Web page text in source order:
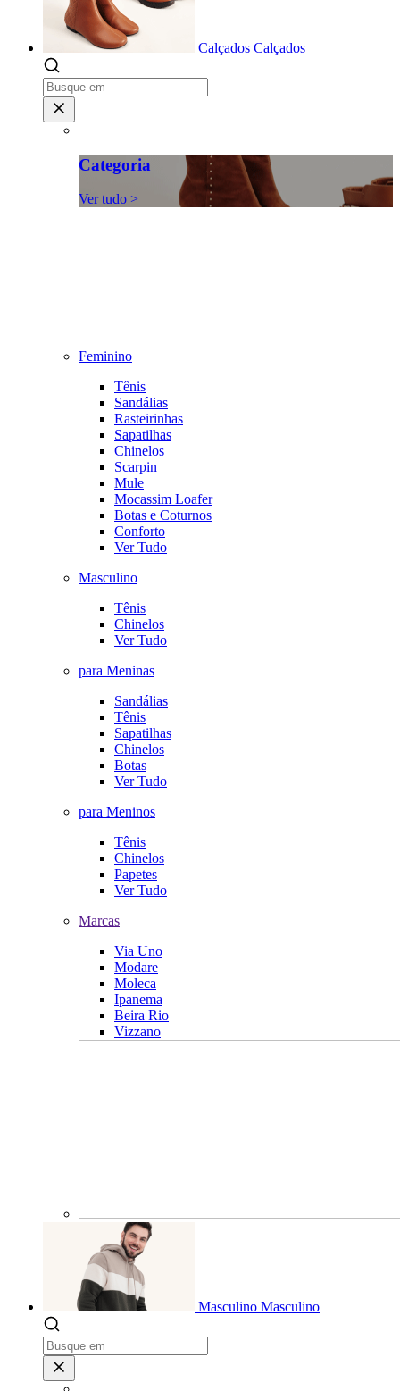
Calçados Calçados
Categoria
Ver tudo >
Feminino
Tênis
Sandálias
Rasteirinhas
Sapatilhas
Chinelos
Scarpin
Mule
Mocassim Loafer
Botas e Coturnos
Conforto
Ver Tudo
Masculino
Tênis
Chinelos
Ver Tudo
para Meninas
Sandálias
Tênis
Sapatilhas
Chinelos
Botas
Ver Tudo
para Meninos
Tênis
Chinelos
Papetes
Ver Tudo
Marcas
Via Uno
Modare
Moleca
Ipanema
Beira Rio
Vizzano
Masculino Masculino